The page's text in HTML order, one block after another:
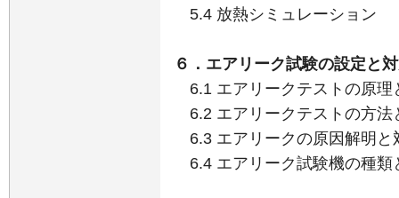
5.4 放熱シミュレーション
６．エアリーク試験の設定と
6.1 エアリークテストの原理
6.2 エアリークテストの方法
6.3 エアリークの原因解明と
6.4 エアリーク試験機の種類